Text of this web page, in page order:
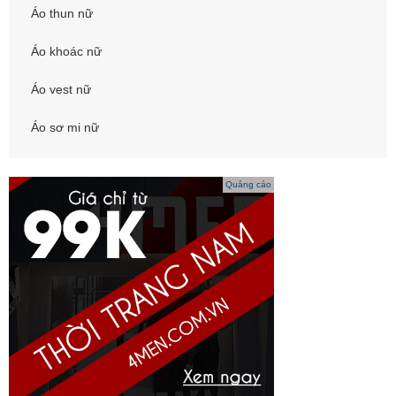
Áo thun nữ
Áo khoác nữ
Áo vest nữ
Áo sơ mi nữ
Quảng cáo